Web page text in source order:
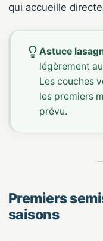
qui accueille
Astuce
légèrement
Les couches
les premiers
prévu.
Premiers
saisons